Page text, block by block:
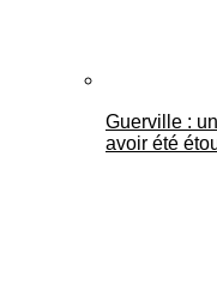
Guerville :
avoir été